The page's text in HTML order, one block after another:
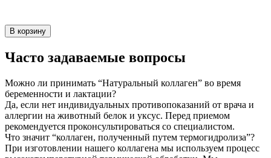
В корзину
Часто задаваемые вопросы
Можно ли принимать “Натуральный коллаген” во время
беременности и лактации?
Да, если нет индивидуальных противопоказаний от врача и
аллергии на животный белок и уксус. Перед приемом
рекомендуется проконсультироваться со специалистом.
Что значит “коллаген, полученный путем термогидролиза”?
При изготовлении нашего коллагена мы используем процесс